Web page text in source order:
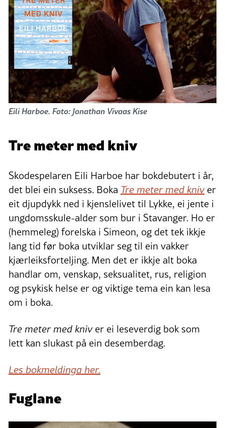
Eili Harboe. Foto: Jonathan Vivaas Kise
Tre meter med kniv
Skodespelaren Eili Harboe har bokdebutert i år,
det blei ein suksess. Boka Tre meter med kniver
eit djupdykk ned i kjenslelivet til Lykke, ei jente i
ungdomsskule-alder som bur i Stavanger. Ho er
(hemmeleg) forelska i Simeon, og det tek ikkje
lang tid før boka utviklar seg til ein vakker
kjærleiksforteljing. Men det er ikkje alt boka
handlar om, venskap, seksualitet, rus, religion
og psykisk helse er og viktige tema ein kan lesa
om i boka.
Tre meter med kniver ei leseverdig bok som
lett kan slukast på ein desemberdag.
Les bokmeldinga her.
Fuglane